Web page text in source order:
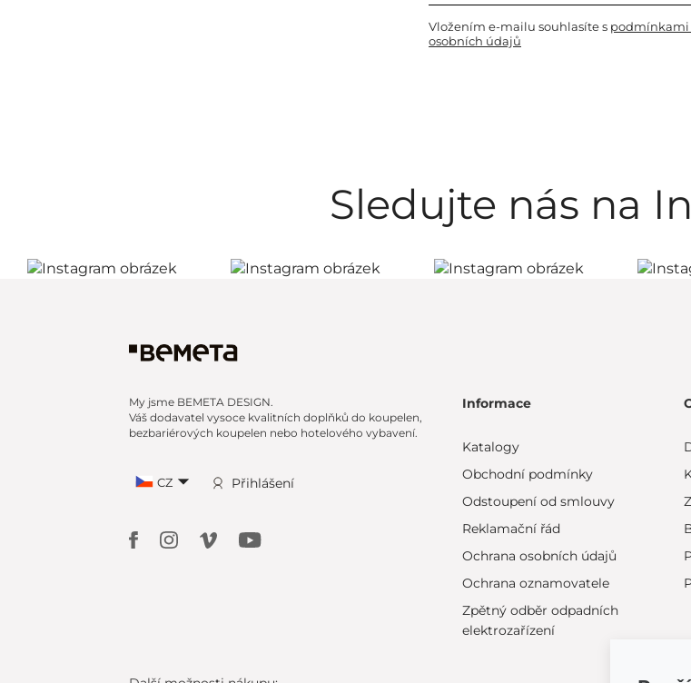
Vložením e-mailu souhlasíte s podmínkami
osobních údajů
Sledujte nás na
My jsme BEMETA DESIGN.
Váš dodavatel vysoce kvalitních doplňků do koupelen,
bezbariérových koupelen nebo hotelového vybavení.
CZ Přihlášení
Informace
Katalogy
Obchodní podmínky
Odstoupení od smlouvy
Reklamační řád
Ochrana osobních údajů
Ochrana oznamovatele
Zpětný odběr odpadních
elektrozařízení